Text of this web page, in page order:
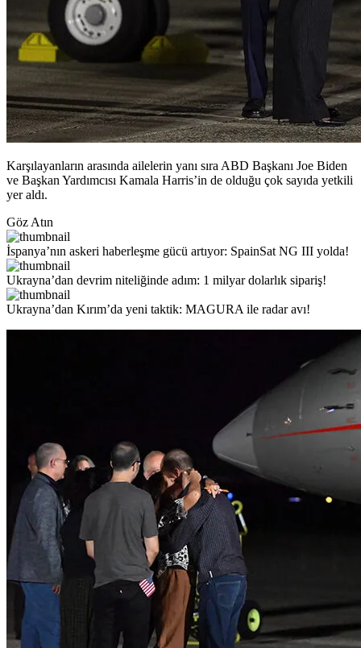
Karşılayanların arasında ailelerin yanı sıra ABD Başkanı Joe Biden
ve Başkan Yardımcısı Kamala Harris’in de olduğu çok sayıda yetkili
yer aldı.
Göz Atın
İspanya’nın askeri haberleşme gücü artıyor: SpainSat NG III yolda!
Ukrayna’dan devrim niteliğinde adım: 1 milyar dolarlık sipariş!
Ukrayna’dan Kırım’da yeni taktik: MAGURA ile radar avı!